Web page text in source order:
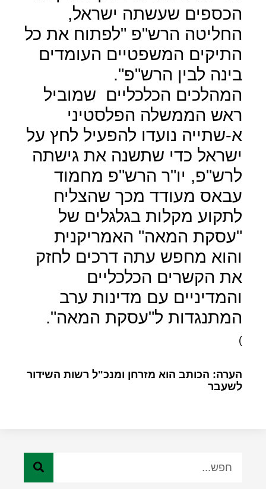
הכספים שעשתה ישראל,
החליטה הרש"פ "לפתוח את כל
התיקים המשפטיים העומדים
בינה לבין הרש"פ".
המהלכים הכלכליים שמוביל
ראש הממשלה הפלסטיני
א-שתייה נועדו להפעיל לחץ על
ישראל כדי שתשנה את גישתה
לרש"פ, יו"ר הרש"פ מחמוד
עבאס מעודד מכך שהצליח
לתקוע מקלות בגלגלים של
"עסקת המאה" האמריקנית
והוא מחפש עתה דרכים לחזק
את הקשרים הכלכליים
והמדיניים עם מדינות ערב
המתנגדות ל"עסקת המאה".
(
הערה: הכותב הוא מזרחן ומנכ"ל רשות השידור
לשעבר